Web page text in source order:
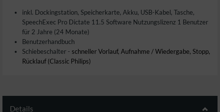
inkl. Dockingstation, Speicherkarte, Akku, USB-Kabel, Tasche,
SpeechExec Pro Dictate 11.5 Software Nutzungslizenz 1 Benutzer
für 2 Jahre (24 Monate)
Benutzerhandbuch
Schiebeschalter - schneller Vorlauf, Aufnahme / Wiedergabe, Stopp,
Rücklauf (Classic Philips)
Details